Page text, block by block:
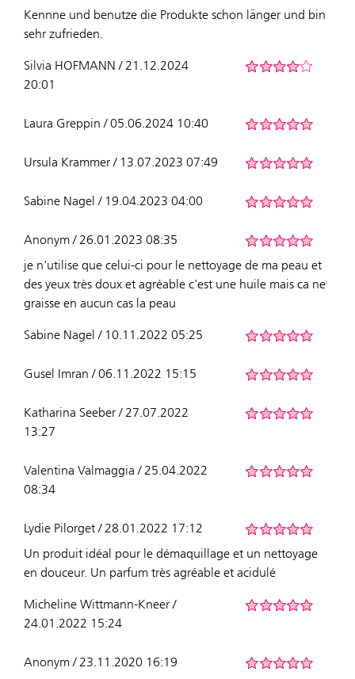
Kennne und benutze die Produkte schon länger und bin
sehr zufrieden.
Silvia HOFMANN / 21.12.2024
20:01
Laura Greppin / 05.06.2024 10:40
Ursula Krammer / 13.07.2023 07:49
Sabine Nagel / 19.04.2023 04:00
Anonym / 26.01.2023 08:35
je n'utilise que celui-ci pour le nettoyage de ma peau et
des yeux très doux et agréable c'est une huile mais ca ne
graisse en aucun cas la peau
Sabine Nagel / 10.11.2022 05:25
Gusel Imran / 06.11.2022 15:15
Katharina Seeber / 27.07.2022
13:27
Valentina Valmaggia / 25.04.2022
08:34
Lydie Pilorget / 28.01.2022 17:12
Un produit idéal pour le démaquillage et un nettoyage
en douceur. Un parfum très agréable et acidulé
Micheline Wittmann-Kneer /
24.01.2022 15:24
Anonym / 23.11.2020 16:19